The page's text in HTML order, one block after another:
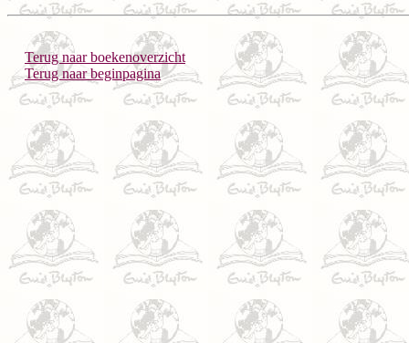
Terug naar boekenoverzicht
Terug naar beginpagina